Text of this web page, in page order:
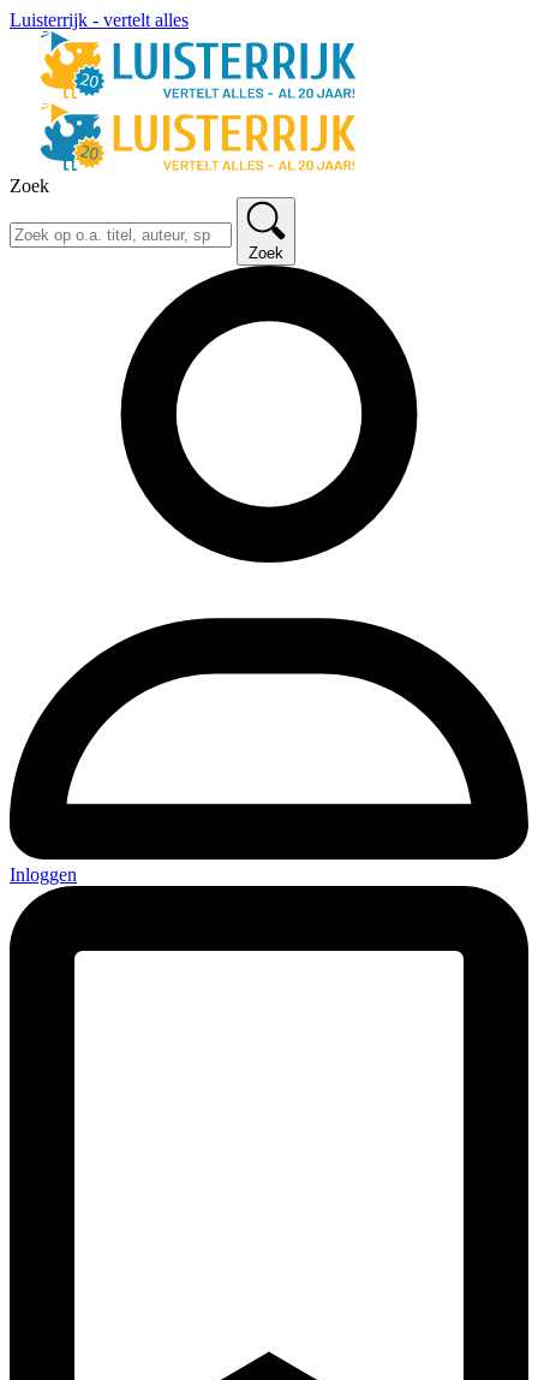
Luisterrijk - vertelt alles
Zoek
Zoek
Inloggen